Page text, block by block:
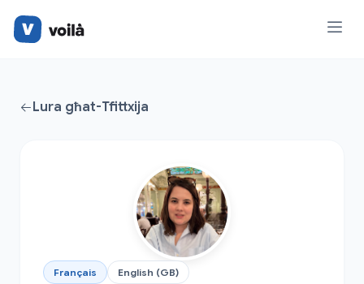
Lura għat-Tfittxija
Français English (GB)